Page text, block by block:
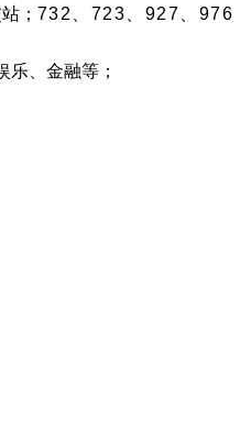
； 732、723、927、976
乐、金融等；